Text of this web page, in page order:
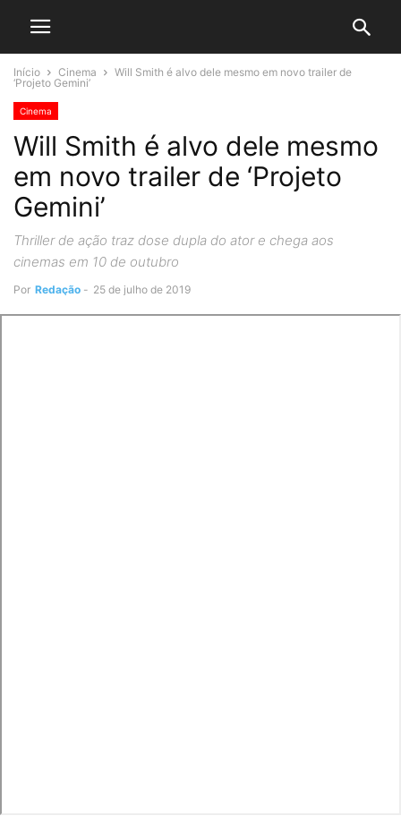
Início Cinema
Will Smith é alvo dele mesmo em novo trailer de
‘Projeto Gemini’
Cinema
Will Smith é alvo dele mesmo
em novo trailer de ‘Projeto
Gemini’
Thriller de ação traz dose dupla do ator e chega aos
cinemas em 10 de outubro
Por Redação - 25 de julho de 2019